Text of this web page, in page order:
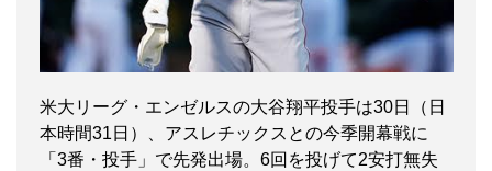
米大リーグ・エンゼルスの大谷翔平投手は30日（日
本時間31日）、アスレチックスとの今季開幕戦に
「3番・投手」で先発出場。6回を投げて2安打無失